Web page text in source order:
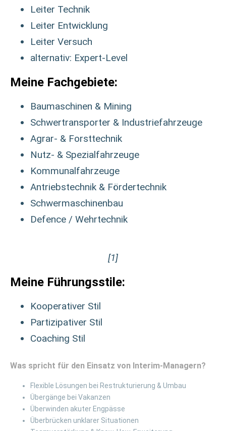
Leiter Technik
Leiter Entwicklung
Leiter Versuch
alternativ: Expert-Level
Meine Fachgebiete:
Baumaschinen & Mining
Schwertransporter & Industriefahrzeuge
Agrar- & Forsttechnik
Nutz- & Spezialfahrzeuge
Kommunalfahrzeuge
Antriebstechnik & Fördertechnik
Schwermaschinenbau
Defence / Wehrtechnik
[1]
Meine Führungsstile:
Kooperativer Stil
Partizipativer Stil
Coaching Stil
Was spricht für den Einsatz von Interim-Managern?
Flexible Lösungen bei Restrukturierung & Umbau
Übergänge bei Vakanzen
Überwinden akuter Engpässe
Überbrücken unklarer Situationen